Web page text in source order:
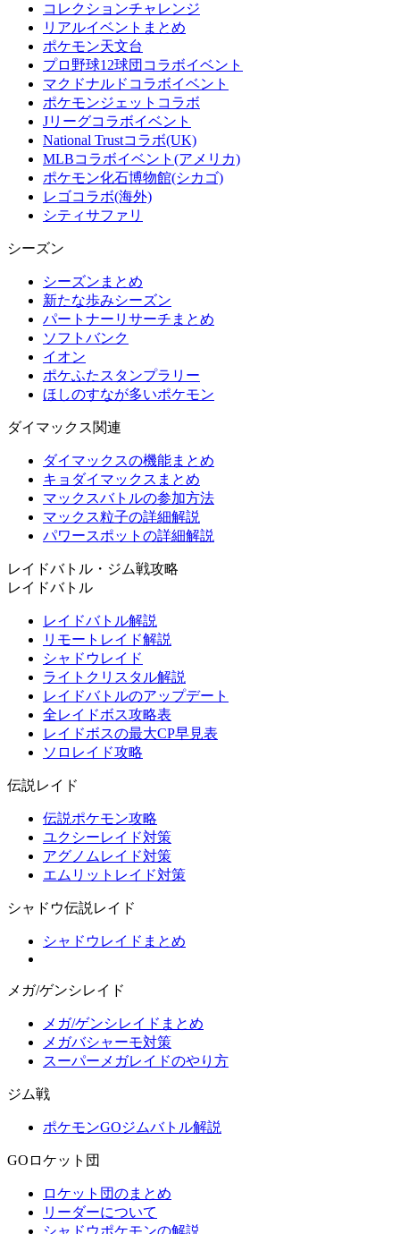
コレクションチャレンジ
リアルイベントまとめ
ポケモン天文台
プロ野球12球団コラボイベント
マクドナルドコラボイベント
ポケモンジェットコラボ
Jリーグコラボイベント
National Trustコラボ(UK)
MLBコラボイベント(アメリカ)
ポケモン化石博物館(シカゴ)
レゴコラボ(海外)
シティサファリ
シーズン
シーズンまとめ
新たな歩みシーズン
パートナーリサーチまとめ
ソフトバンク
イオン
ポケふたスタンプラリー
ほしのすなが多いポケモン
ダイマックス関連
ダイマックスの機能まとめ
キョダイマックスまとめ
マックスバトルの参加方法
マックス粒子の詳細解説
パワースポットの詳細解説
レイドバトル・ジム戦攻略
レイドバトル
レイドバトル解説
リモートレイド解説
シャドウレイド
ライトクリスタル解説
レイドバトルのアップデート
全レイドボス攻略表
レイドボスの最大CP早見表
ソロレイド攻略
伝説レイド
伝説ポケモン攻略
ユクシーレイド対策
アグノムレイド対策
エムリットレイド対策
シャドウ伝説レイド
シャドウレイドまとめ
メガ/ゲンシレイド
メガ/ゲンシレイドまとめ
メガバシャーモ対策
スーパーメガレイドのやり方
ジム戦
ポケモンGOジムバトル解説
GOロケット団
ロケット団のまとめ
リーダーについて
シャドウポケモンの解説